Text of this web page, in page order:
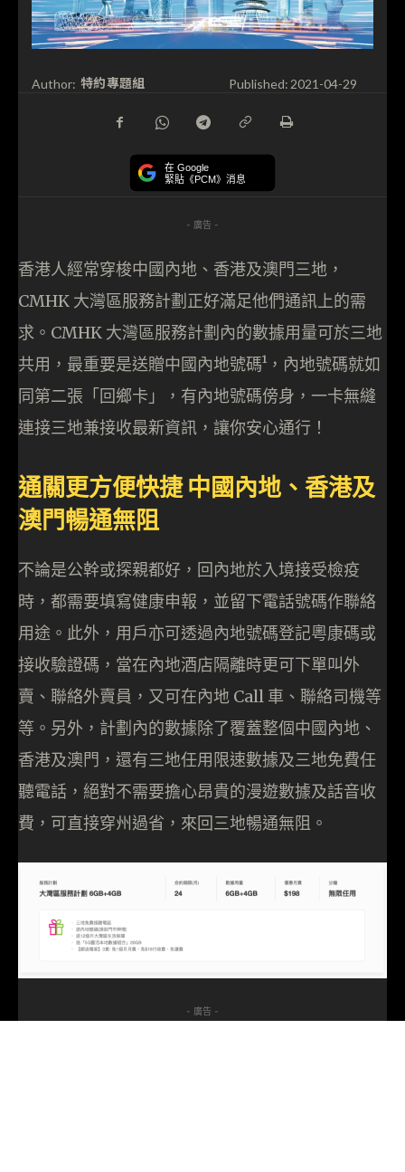
Author: 特約專題組 Published: 2021-04-29
在 Google
緊貼《PCM》消息
- 廣告 -
香港人經常穿梭中國內地、香港及澳門三地，
CMHK 大灣區服務計劃正好滿足他們通訊上的需
求。CMHK 大灣區服務計劃內的數據用量可於三地
共用，最重要是送贈中國內地號碼¹，內地號碼就如
同第二張「回鄉卡」，有內地號碼傍身，一卡無縫
連接三地兼接收最新資訊，讓你安心通行！
通關更方便快捷 中國內地、香港及
澳門暢通無阻
不論是公幹或探親都好，回內地於入境接受檢疫
時，都需要填寫健康申報，並留下電話號碼作聯絡
用途。此外，用戶亦可透過內地號碼登記粵康碼或
接收驗證碼，當在內地酒店隔離時更可下單叫外
賣、聯絡外賣員，又可在內地 Call 車、聯絡司機等
等。另外，計劃內的數據除了覆蓋整個中國內地、
香港及澳門，還有三地任用限速數據及三地免費任
聽電話，絕對不需要擔心昂貴的漫遊數據及話音收
費，可直接穿州過省，來回三地暢通無阻。
- 廣告 -